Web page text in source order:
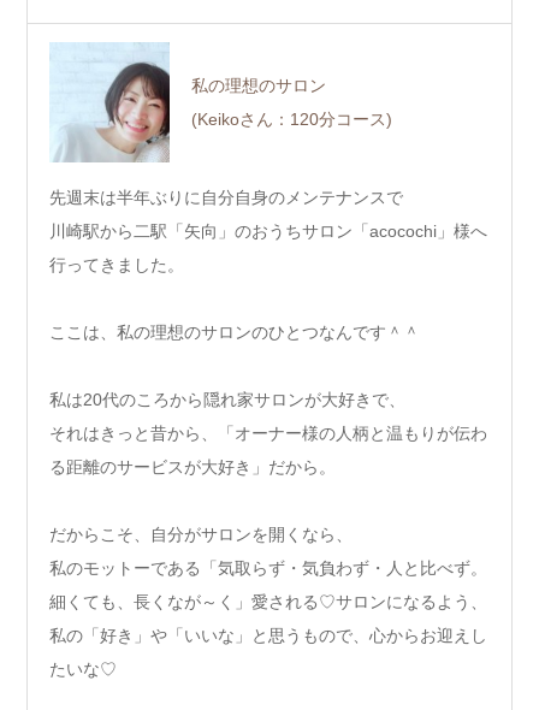
私の理想のサロン
(Keikoさん：120分コース)
先週末は半年ぶりに自分自身のメンテナンスで
川崎駅から二駅「矢向」のおうちサロン「acocochi」様へ
行ってきました。
ここは、私の理想のサロンのひとつなんです＾＾
私は20代のころから隠れ家サロンが大好きで、
それはきっと昔から、「オーナー様の人柄と温もりが伝わ
る距離のサービスが大好き」だから。
だからこそ、自分がサロンを開くなら、
私のモットーである「気取らず・気負わず・人と比べず。
細くても、長くなが～く」愛される♡サロンになるよう、
私の「好き」や「いいな」と思うもので、心からお迎えし
たいな♡